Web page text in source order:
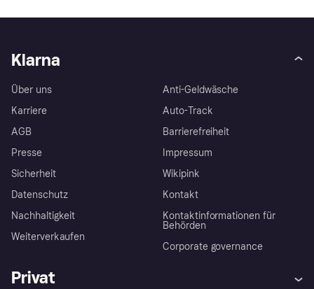
Klarna
Über uns
Karriere
AGB
Presse
Sicherheit
Datenschutz
Nachhaltigkeit
Weiterverkaufen
Anti-Geldwäsche
Auto-Track
Barrierefreiheit
Impressum
Wikipink
Kontakt
Kontaktinformationen für
Behörden
Corporate governance
Privat